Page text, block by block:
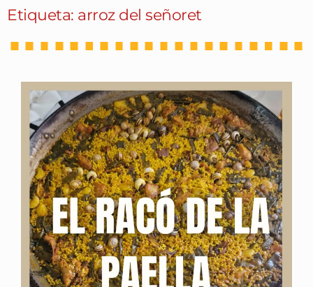
Etiqueta: arroz del señoret